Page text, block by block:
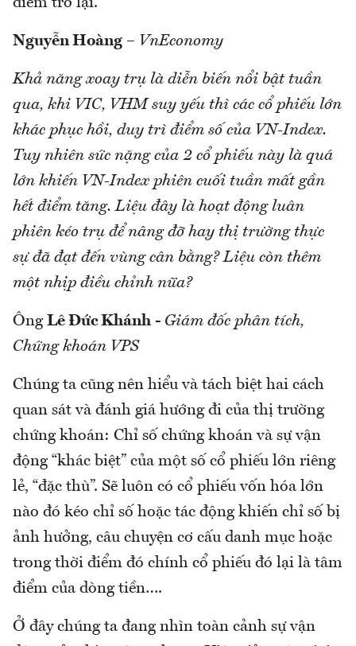
Nguyễn Hoàng – VnEconomy
Khả năng xoay trụ là diễn biến nổi bật tuần
qua, khi VIC, VHM suy yếu thì các cổ phiếu lớn
khác phục hồi, duy trì điểm số của VN-Index.
Tuy nhiên sức nặng của 2 cổ phiếu này là quá
lớn khiến VN-Index phiên cuối tuần mất gần
hết điểm tăng. Liệu đây là hoạt động luân
phiên kéo trụ để nâng đỡ hay thị trường thực
sự đã đạt đến vùng cân bằng? Liệu còn thêm
một nhịp điều chỉnh nữa?
Ông Lê Đức Khánh - Giám đốc phân tích,
Chứng khoán VPS
Chúng ta cũng nên hiểu và tách biệt hai cách
quan sát và đánh giá hướng đi của thị trường
chứng khoán: Chỉ số chứng khoán và sự vận
động “khác biệt” của một số cổ phiếu lớn riêng
lẻ, “đặc thù”. Sẽ luôn có cổ phiếu vốn hóa lớn
nào đó kéo chỉ số hoặc tác động khiến chỉ số bị
ảnh hưởng, câu chuyện cơ cấu danh mục hoặc
trong thời điểm đó chính cổ phiếu đó lại là tâm
điểm của dòng tiền….
Ở đây chúng ta đang nhìn toàn cảnh sự vận